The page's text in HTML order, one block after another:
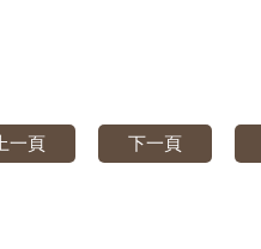
上一頁 下一頁